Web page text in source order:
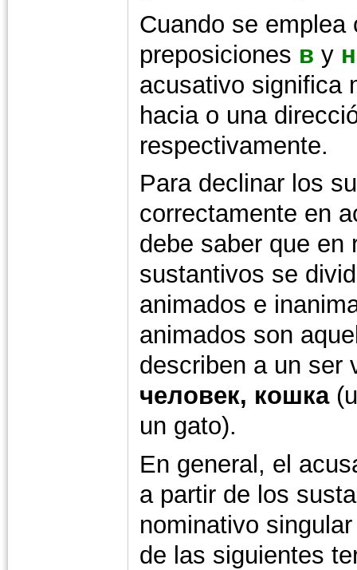
Cuando se emplea
preposiciones в y
acusativo significa
hacia o una
respectivamente.
Para declinar los
correctamente en
debe saber que en
sustantivos se
animados e
animados son
describen a un ser
человек, кошка
un gato).
En general, el
a partir de los
nominativo
de las siguientes